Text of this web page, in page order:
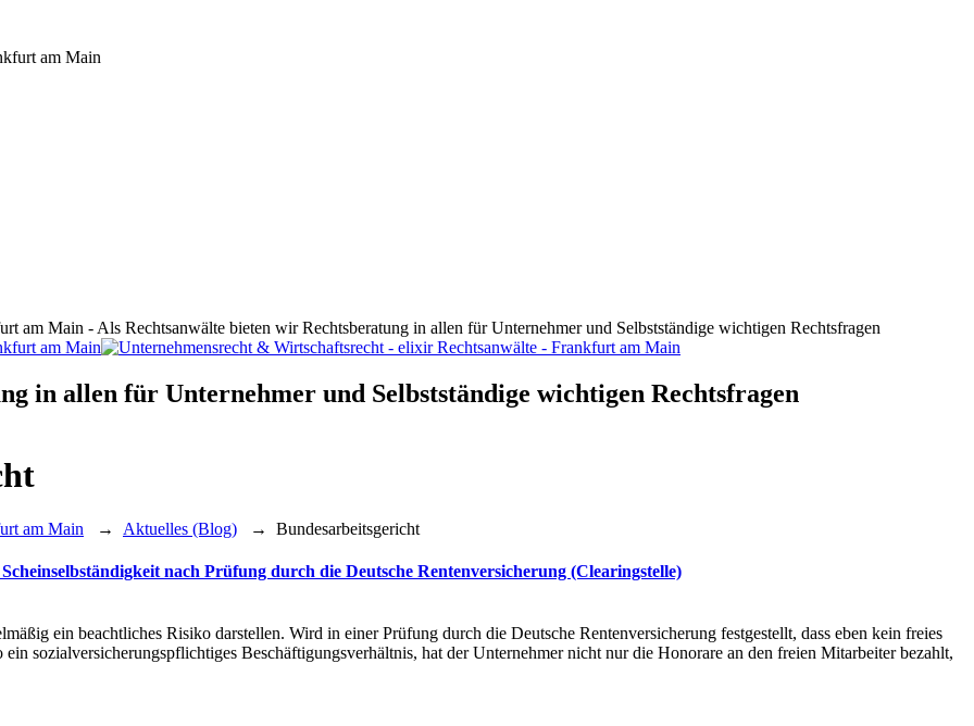
am Main - Als Rechtsanwälte bieten wir Rechtsberatung in allen für Unternehmer und Selbstständige wichtigen Rechtsfragen
in allen für Unternehmer und Selbstständige wichtigen Rechtsfragen
am Main → Aktuelles (Blog) → Bundesarbeitsgericht
nach Prüfung durch die Deutsche Rentenversicherung (Clearingstelle)
ein beachtliches Risiko darstellen. Wird in einer Prüfung durch die Deutsche Rentenversicherung festgestellt, dass eben kein freies
sozialversicherungspflichtiges Beschäftigungsverhältnis, hat der Unternehmer nicht nur die Honorare an den freien Mitarbeiter bezahlt,